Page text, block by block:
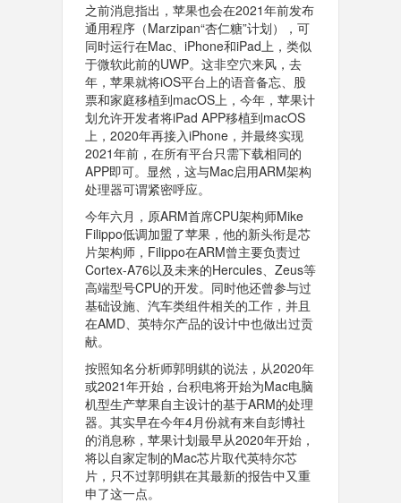
之前消息指出，苹果也会在2021年前发布
通用程序（Marzipan“杏仁糖”计划），可
同时运行在Mac、iPhone和iPad上，类似
于微软此前的UWP。这非空穴来风，去
年，苹果就将iOS平台上的语音备忘、股
票和家庭移植到macOS上，今年，苹果计
划允许开发者将iPad APP移植到macOS
上，2020年再接入iPhone，并最终实现
2021年前，在所有平台只需下载相同的
APP即可。显然，这与Mac启用ARM架构
处理器可谓紧密呼应。
今年六月，原ARM首席CPU架构师Mike
Filippo低调加盟了苹果，他的新头衔是芯
片架构师，Filippo在ARM曾主要负责过
Cortex-A76以及未来的Hercules、Zeus等
高端型号CPU的开发。同时他还曾参与过
基础设施、汽车类组件相关的工作，并且
在AMD、英特尔产品的设计中也做出过贡
献。
按照知名分析师郭明錤的说法，从2020年
或2021年开始，台积电将开始为Mac电脑
机型生产苹果自主设计的基于ARM的处理
器。其实早在今年4月份就有来自彭博社
的消息称，苹果计划最早从2020年开始，
将以自家定制的Mac芯片取代英特尔芯
片，只不过郭明錤在其最新的报告中又重
申了这一点。